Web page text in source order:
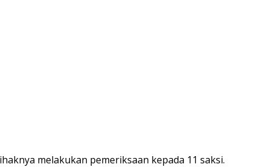
melakukan pemeriksaan kepada 11 saksi.